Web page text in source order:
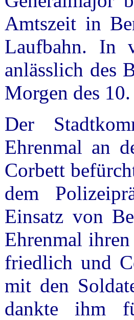
Amtszeit in
Laufbahn. In
anlässlich des
Morgen des
Der
Ehrenmal an
Corbett
dem
Einsatz von
Ehrenmal
friedlich und
mit den
dankte ihm